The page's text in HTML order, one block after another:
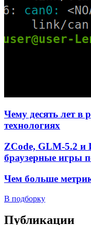
Чему десять лет в
технологиях
ZCode, GLM-5.2 и
браузерные игры
Чем больше
В подборку
Публикации